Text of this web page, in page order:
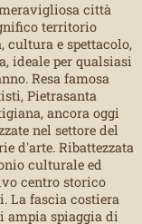
città
territorio
cultura e spettacolo,
ideale per qualsiasi
Resa famosa
Pietrasanta
ancora oggi
nel settore del
d'arte. Ribattezzata
culturale ed
centro storico
La fascia costiera
ampia spiaggia di